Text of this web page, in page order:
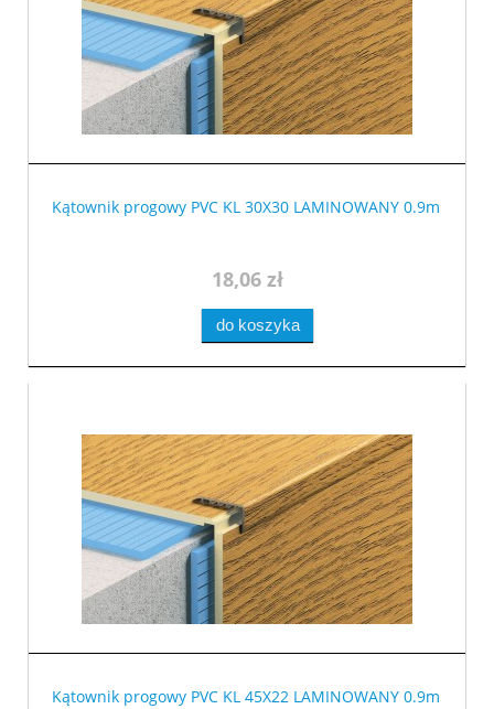
Kątownik progowy PVC KL 30X30 LAMINOWANY 0.9m
18,06 zł
do koszyka
Kątownik progowy PVC KL 45X22 LAMINOWANY 0.9m